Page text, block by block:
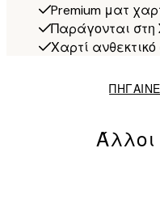
Premium ματ
Παράγονται στη
Χαρτί